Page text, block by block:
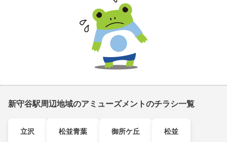
新守谷駅周辺地域のアミューズメントのチラシ一覧
立沢 松並青葉 御所ケ丘 松並